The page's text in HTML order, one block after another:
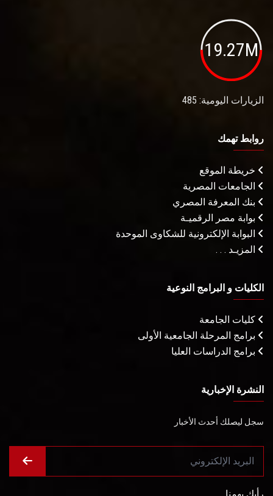
19.27M
الزيارات اليومية: 485
روابط تهمك
خريطة الموقع
الجامعات المصرية
بنك المعرفة المصري
بوابة مصر الرقميـة
البوابة الإلكترونية للشكاوى الموحدة
المزيـد . . .
الكليات و البرامج النوعية
كليات الجامعة
برامج المرحلة الجامعية الأولى
برامج الدراسات العليا
النشرة الإخبارية
سجل ليصلك أحدث الأخبار